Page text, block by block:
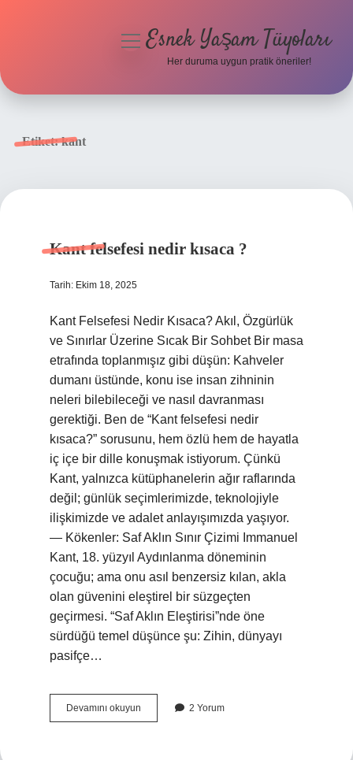
menüyüEsnek Yaşam Tüyoları
Her duruma uygun pratik öneriler!
Etiket:kant
Kant felsefesi nedir kısaca ?
Tarih: Ekim 18, 2025
Kant Felsefesi Nedir Kısaca? Akıl, Özgürlük
ve Sınırlar Üzerine Sıcak Bir Sohbet Bir masa
etrafında toplanmışız gibi düşün: Kahveler
dumanı üstünde, konu ise insan zihninin
neleri bilebileceği ve nasıl davranması
gerektiği. Ben de “Kant felsefesi nedir
kısaca?” sorusunu, hem özlü hem de hayatla
iç içe bir dille konuşmak istiyorum. Çünkü
Kant, yalnızca kütüphanelerin ağır raflarında
değil; günlük seçimlerimizde, teknolojiyle
ilişkimizde ve adalet anlayışımızda yaşıyor.
— Kökenler: Saf Aklın Sınır Çizimi Immanuel
Kant, 18. yüzyıl Aydınlanma döneminin
çocuğu; ama onu asıl benzersiz kılan, akla
olan güvenini eleştirel bir süzgeçten
geçirmesi. “Saf Aklın Eleştirisi”nde öne
sürdüğü temel düşünce şu: Zihin, dünyayı
pasifçe…
Devamını okuyun
felsefesi
2 Yorum